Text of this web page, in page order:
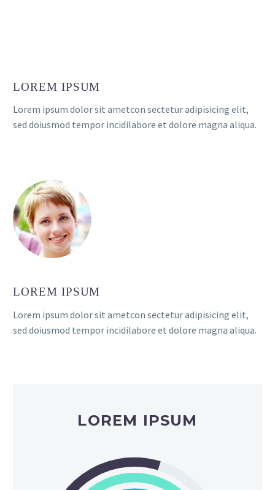
LOREM IPSUM
Lorem ipsum dolor sit ametcon sectetur adipisicing elit,
sed doiusmod tempor incidilabore et dolore magna aliqua.
LOREM IPSUM
Lorem ipsum dolor sit ametcon sectetur adipisicing elit,
sed doiusmod tempor incidilabore et dolore magna aliqua.
LOREM IPSUM